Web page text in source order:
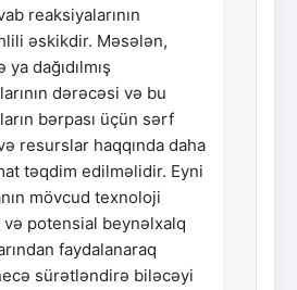
reaksiyalarının
əskikdir. Məsələn,
dağıdılmış
dərəcəsi və bu
bərpası üçün sərf
resurslar haqqında daha
təqdim edilməlidir. Eyni
mövcud texnoloji
potensial beynəlxalq
faydalanaraq
sürətləndirə biləcəyi